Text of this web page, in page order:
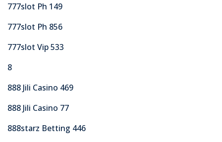
777slot Ph 149
777slot Ph 856
777slot Vip 533
8
888 Jili Casino 469
888 Jili Casino 77
888starz Betting 446